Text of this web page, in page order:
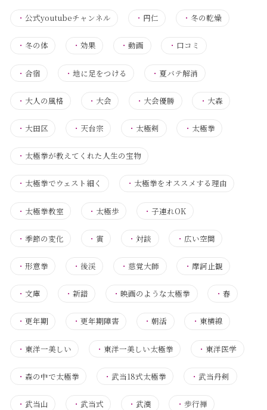
・ 公式youtubeチャンネル ・ 円仁 ・ 冬の乾燥
・ 冬の体 ・効果 ・動画 ・ 口コミ
・ 合宿 ・地に足をつける ・ 夏バテ解消
・ 大人の風格 ・ 大会 ・ 大会優勝 ・ 大森
・ 大田区 ・ 天台宗 ・ 太極剣 ・ 太極拳
・ 太極拳が教えてくれた人生の宝物
・ 太極拳でウェスト細く ・ 太極拳をオススメする理由
・ 太極拳教室 ・ 太極歩 ・子連れOK
・ 季節の変化 ・ 寅 ・対談 ・ 広い空間
・ 形意拳 ・後渓 ・ 慈覚大師 ・ 摩訶止観
・ 文庫 ・新譜 ・映画のような太極拳 ・ 春
・ 更年期 ・更年期障害 ・朝活 ・ 東横線
・ 東洋一美しい ・ 東洋一美しい太極拳 ・ 東洋医学
・ 森の中で太極拳 ・武当18式太極拳 ・武当丹剣
・ 武当山 ・武当式 ・武漢 ・ 歩行禅